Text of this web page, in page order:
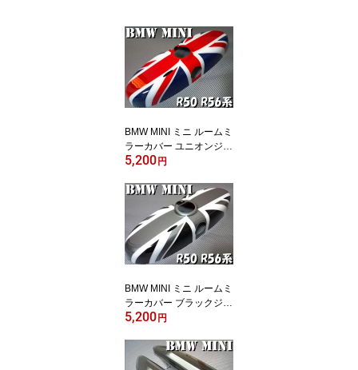
BMW MINI ミニ ルームミ
ラーカバー ユニオンジャ
ックR50 R55 R56 R60
クロスオーバー 10P05N
ov16 【RCP】
5,200 円
BMW MINI ミニ ルームミ
ラーカバー ブラックジャ
ック R50 R55 R56 R60
ンジャック ミニクーパー
クロスオーバー 10P05N
5,200 円